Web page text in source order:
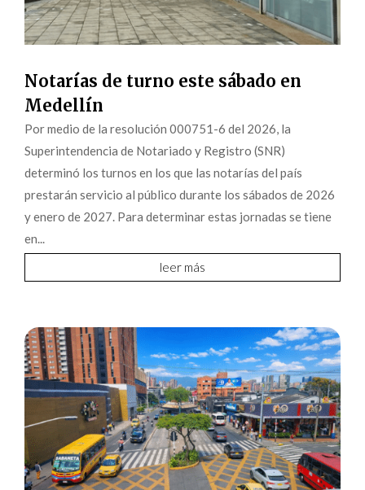
Notarías de turno este sábado en
Medellín
Por medio de la resolución 000751-6 del 2026, la
Superintendencia de Notariado y Registro (SNR)
determinó los turnos en los que las notarías del país
prestarán servicio al público durante los sábados de 2026
y enero de 2027. Para determinar estas jornadas se tiene
en...
leer más